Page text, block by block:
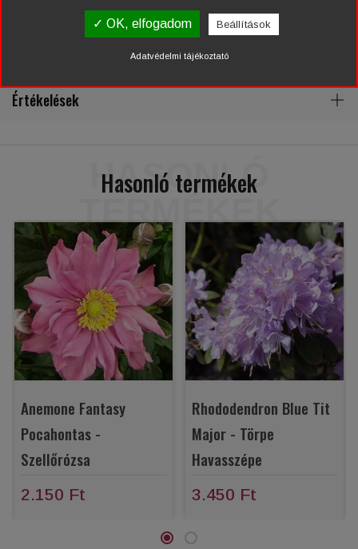
Értékelések
Hasonló termékek
HASONLÓ
TERMÉKEK
Anemone Fantasy
Pocahontas -
Szellőrózsa
2.150 Ft
Rhododendron Blue Tit
Major - Törpe
Havasszépe
3.450 Ft
✓ OK, elfogadom Beállítások
Adatvédelmi tájékoztató